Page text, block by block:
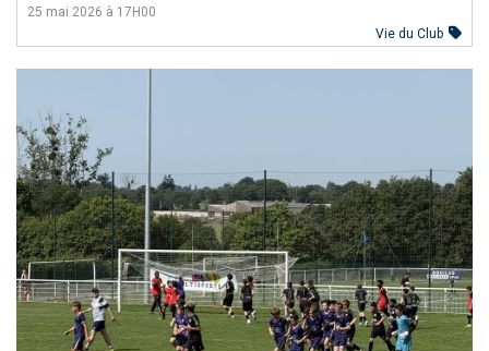
25 mai 2026 à 17H00
Vie du Club